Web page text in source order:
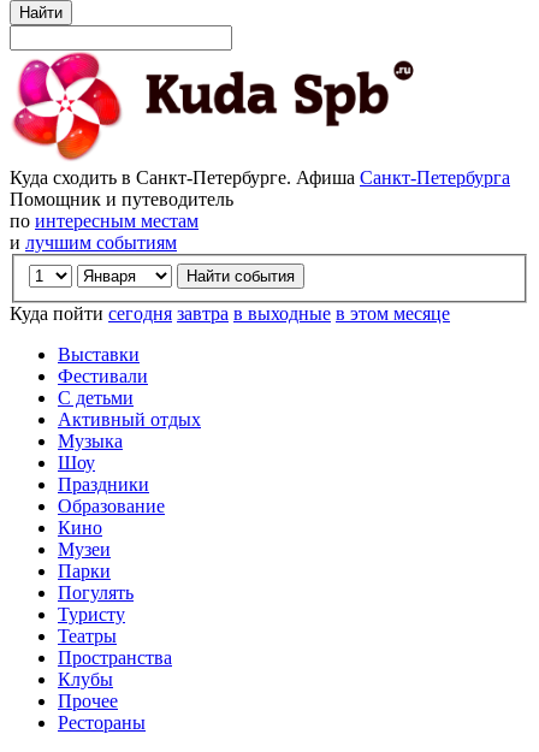
Найти
Куда сходить в Санкт-Петербурге. Афиша Санкт-Петербурга
Помощник и путеводитель
по интересным местам
и лучшим событиям
Куда пойти сегодня завтра в выходные в этом месяце
Выставки
Фестивали
С детьми
Активный отдых
Музыка
Шоу
Праздники
Образование
Кино
Музеи
Парки
Погулять
Туристу
Театры
Пространства
Клубы
Прочее
Рестораны